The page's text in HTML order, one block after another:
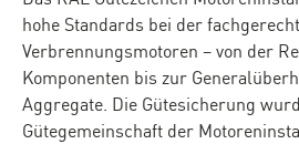
hohe Standards bei der
Verbrennungsmotoren – von der
Komponenten bis zur
Aggregate. Die Gütesicherung
Gütegemeinschaft der